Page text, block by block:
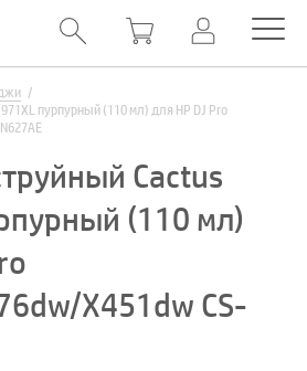
пурпурный (110 мл) для HP DJ Pro
Cactus
(110 мл)
X451dw CS-